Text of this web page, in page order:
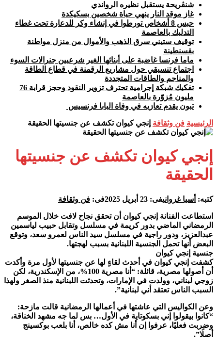
شنڨريحة يستقبل نظيره الرواندي
غاز موقد النار ينهي حياة شخصين بسكيكدة
حبس 8 أشخاص تورطوا في إنشاء وكر للدعارة تحت غطاء
التدليك بالعاصمة
توقيف ستيني سرق الذهب والأموال من منزل مواطنة
بقسنطينة
ماما فرنسا غاضبة على أبنائها الغير شرعيين جنرالات السوء
اجتماع تنسيقي حول مشاريع الرقمنة في قطاع الطاقة
والمناجم والطاقات المتجددة
تفكيك شبكة إجرامية تحترف تزوير النقود وحجز قرابة 76
مليون مُزوّرة بالعاصمة
تبون يقدم تعازيه في وفاة البابا فرنسيس
الرئيسية فن وثقافة إنجي كيوان تكشف عن جنسيتها الحقيقة
إنجي كيوان تكشف عن جنسيتها
الحقيقة
كتبه: أسيا غروانيفى: 23 أبريل 2025 فى: فن وثقافة
استطاعت الفنانة إنجي كيوان أن تحقق نجاح لافت خلال الموسم
الرمضاني الماضي بدور كريمة في مسلسل وتقابل حبيب لياسمين
عبدالعزيز، ودور راجية في مسلسل سيد الناس لعمرو سعد، وتوقع
البعض أنها تحمل الجنسية اللبنانية بسبب لهجتها.
جنسية إنجي كيوان
كشفت إنجي كيوان في أحدث لقاءٍ لها عن جنسيتها لأول مرة وأكدت
أن أصولها مصرية، قائلة: “أنا مصرية 100%، من الإسكندرية، لكن
زوجي لبناني، وولدت في الإمارات، وتحدثت اللبنانية منذ الصغر ولهذا
السبب الناس تعتقد أني لبنانية”.
وعن الكواليس التي عاشتها في أعمالها الرمضانية قالت مازحة:
“كانوا بيقولوا إني بسكوتاية في الأول… بس لما جه مشهد الخناقة،
وضربت فعليًا، عرفوا إن أنا مش كده خالص، أنا بلعب بوكسينج
أصلًا”.